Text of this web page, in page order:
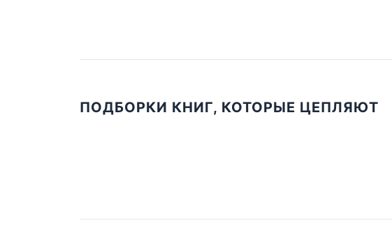
ПОДБОРКИ КНИГ, КОТОРЫЕ ЦЕПЛЯЮТ